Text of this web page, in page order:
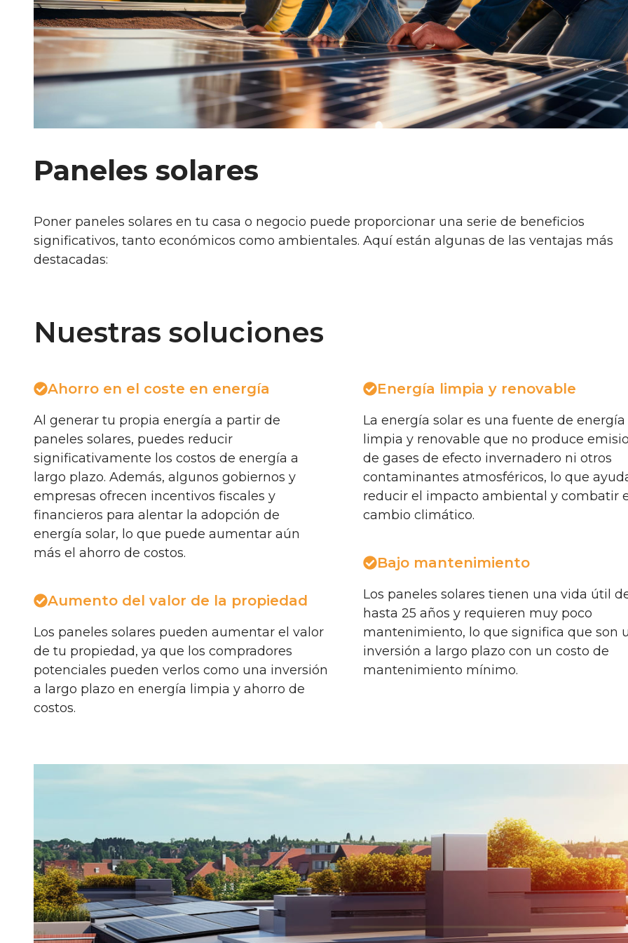
Paneles solares
Poner paneles solares en tu casa o negocio puede proporcionar una serie de beneficios
significativos, tanto económicos como ambientales. Aquí están algunas de las ventajas más
destacadas:
Nuestras soluciones
Ahorro en el coste en energía
Al generar tu propia energía a partir de
paneles solares, puedes reducir
significativamente los costos de energía a
largo plazo. Además, algunos gobiernos y
empresas ofrecen incentivos fiscales y
financieros para alentar la adopción de
energía solar, lo que puede aumentar aún
más el ahorro de costos.
Aumento del valor de la propiedad
Los paneles solares pueden aumentar el valor
de tu propiedad, ya que los compradores
potenciales pueden verlos como una inversión
a largo plazo en energía limpia y ahorro de
costos.
Energía limpia y renovable
La energía solar es una fuente de energía
limpia y renovable que no produce
de gases de efecto invernadero ni otros
contaminantes atmosféricos, lo que
reducir el impacto ambiental y combatir
cambio climático.
Bajo mantenimiento
Los paneles solares tienen una vida útil
hasta 25 años y requieren muy poco
mantenimiento, lo que significa que son
inversión a largo plazo con un costo de
mantenimiento mínimo.